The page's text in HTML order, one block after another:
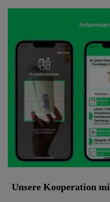
Unsere Kooperation